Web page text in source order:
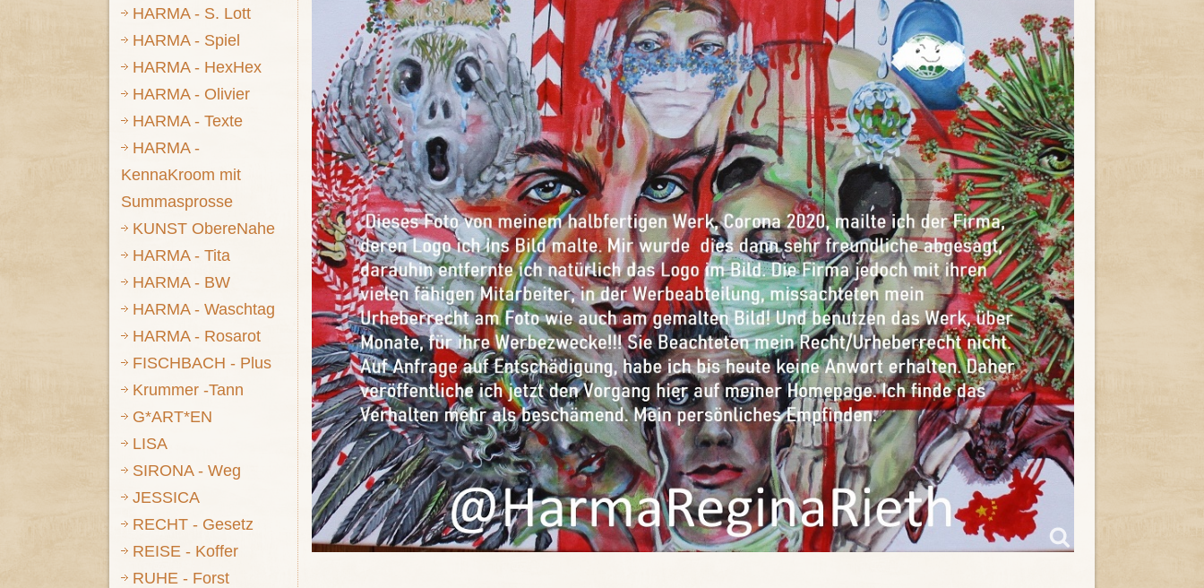
HARMA - S. Lott
HARMA - Spiel
HARMA - HexHex
HARMA - Olivier
HARMA - Texte
HARMA -
KennaKroom mit
Summasprosse
KUNST ObereNahe
HARMA - Tita
HARMA - BW
HARMA - Waschtag
HARMA - Rosarot
FISCHBACH - Plus
Krummer -Tann
G*ART*EN
LISA
SIRONA - Weg
JESSICA
RECHT - Gesetz
REISE - Koffer
RUHE - Forst